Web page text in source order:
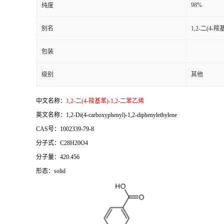
纯度 98%
别名 1,2-二(4-羧
包装
级别 其他
中文名称： 1,2-二(4-羧基苯)-1,2-二苯乙烯
英文名称：1,2-Di(4-carboxyphenyl)-1,2-diphenylethylene
CAS号：1002339-79-8
分子式：C28H20O4
分子量：420.456
形态：solid